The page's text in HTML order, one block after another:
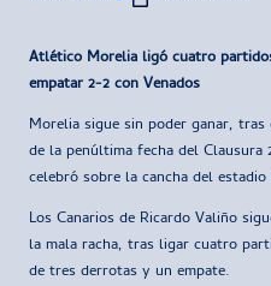
Atlético Morelia ligó cuatro
empatar 2-2 con Venados
Morelia sigue sin poder ganar,
de la penúltima fecha del Clausura
celebró sobre la cancha del
Los Canarios de Ricardo Valiño
la mala racha, tras ligar cuatro
de tres derrotas y un empate.